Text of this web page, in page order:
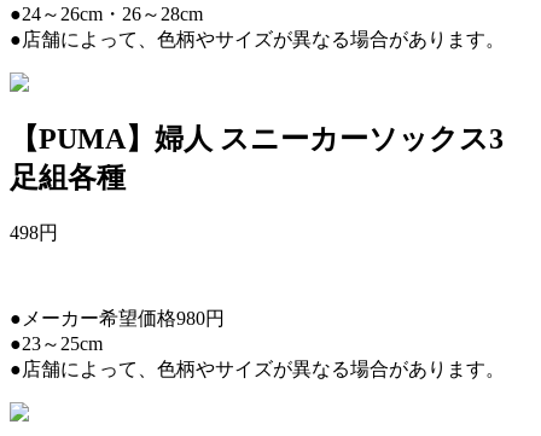
●24～26cm・26～28cm
●店舗によって、色柄やサイズが異なる場合があります。
【PUMA】婦人 スニーカーソックス3
足組各種
498円
●メーカー希望価格980円
●23～25cm
●店舗によって、色柄やサイズが異なる場合があります。